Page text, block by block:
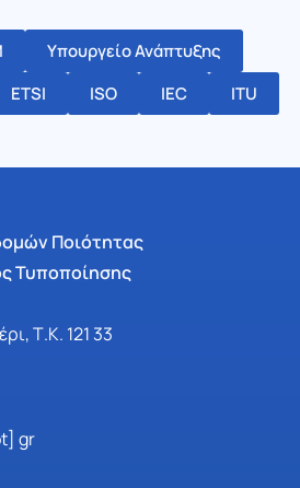
Υπουργείο Ανάπτυξης
ETSI ISO IEC ITU
Ποιότητας
Τυποποίησης
Τ.Κ. 121 33
gr